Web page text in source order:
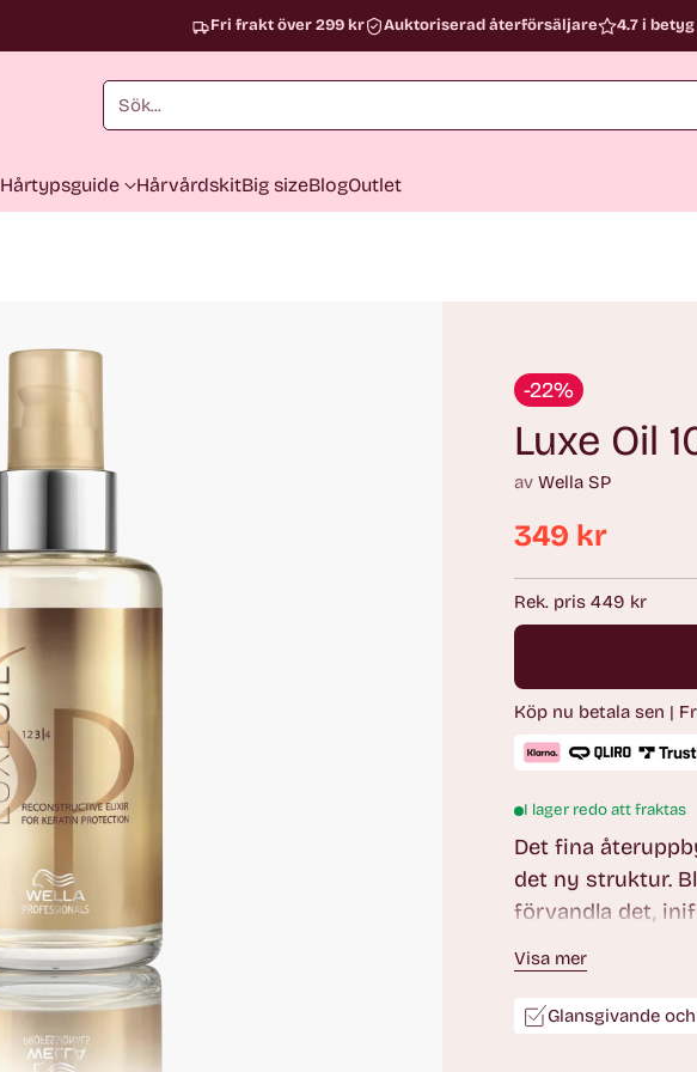
Sök...
Hårtypsguide HårvårdskitBig sizeBlogOutlet
Fri frakt över 299 kr Auktoriserad återförsäljare 4.7 i betyg
-22%
Luxe Oil
av Wella SP
Ordinarie
pris
349 kr
Rek. pris 449 kr
Köp nu betala sen |
I lager redo att fraktas
Det fina
det ny struktur.
förvandla det,
mandelolja.
Visa mer
Glansgivande